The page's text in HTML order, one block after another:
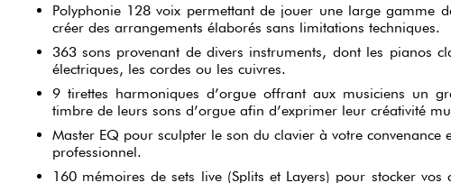
Polyphonie 128 voix permettant de jouer une large gamme
créer des arrangements élaborés sans limitations techniques.
363 sons provenant de divers instruments, dont les pianos
électriques, les cordes ou les cuivres.
9 tirettes harmoniques d’orgue offrant aux musiciens un
timbre de leurs sons d’orgue afin d’exprimer leur créativité
Master EQ pour sculpter le son du clavier à votre convenance
professionnel.
160 mémoires de sets live (Splits et Layers) pour stocker vos